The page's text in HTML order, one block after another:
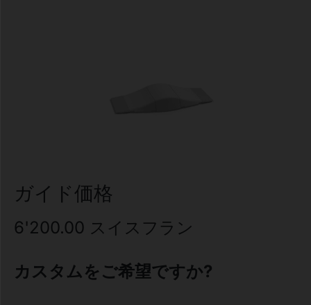
ガイド価格
6'200.00 スイスフラン
カスタムをご希望ですか?